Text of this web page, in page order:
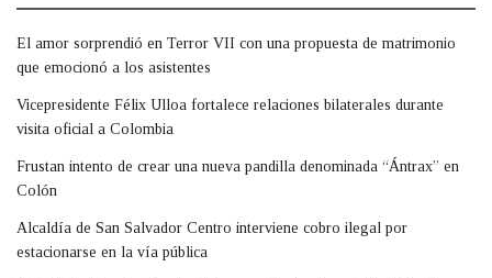
El amor sorprendió en Terror VII con una propuesta de matrimonio
que emocionó a los asistentes
Vicepresidente Félix Ulloa fortalece relaciones bilaterales durante
visita oficial a Colombia
Frustan intento de crear una nueva pandilla denominada “Ántrax” en
Colón
Alcaldía de San Salvador Centro interviene cobro ilegal por
estacionarse en la vía pública